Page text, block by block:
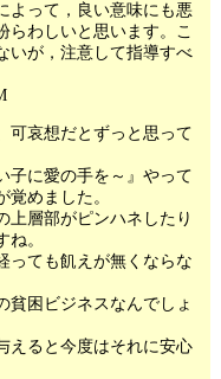
よって，良い意味にも悪
らわしいと思います。こ
いが，注意して指導すべ
可哀想だとずっと思って
子に愛の手を～』やって
覚めました。
上層部がピンハネしたり
ね。
っても飢えが無くならな
貧困ビジネスなんでしょ
えると今度はそれに安心